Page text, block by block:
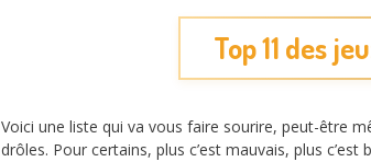
Top 11 des
Voici une liste qui va vous faire sourire, peut-être
drôles. Pour certains, plus c’est mauvais, plus